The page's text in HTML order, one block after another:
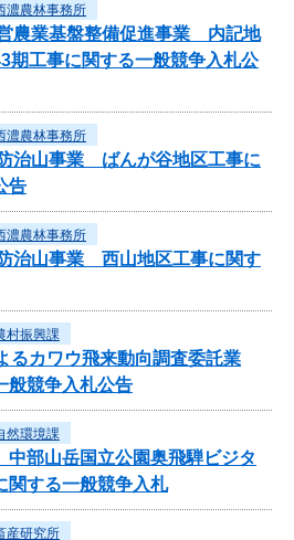
濃農林事務所
農業基盤整備促進事業 内記地
工事に関する一般競争入札公
濃農林事務所
治山事業 ばんが谷地区工事に
告
濃農林事務所
治山事業 西山地区工事に関す
村振興課
るカワウ飛来動向調査委託業
般競争入札公告
然環境課
中部山岳国立公園奥飛騨ビジタ
関する一般競争入札
産研究所